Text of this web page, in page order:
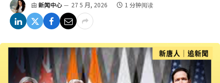
由 新闻中心 27 5 月, 2026 1 分钟阅读